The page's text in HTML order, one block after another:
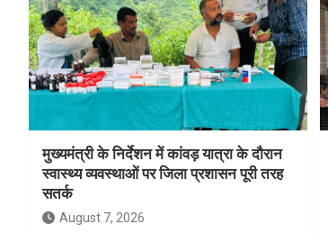
मुख्यमंत्री के निर्देशन में कांवड़ यात्रा के दौरान
स्वास्थ्य व्यवस्थाओं पर जिला प्रशासन पूरी तरह
सतर्क
August 7, 2026